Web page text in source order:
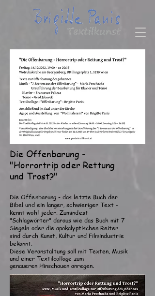
Die Offenbarung -
"Horrortrip oder Rettung
und Trost?"
Die Offenbarung - das letzte Buch der
Bibel und ein langer, schwieriger Text -
kennt wohl jeder. Zumindest
"Schlagwörter" daraus wie das Buch mit 7
Siegeln oder die apokalyptischen Reiter
sind durch Kunst, Kultur und Filmindustrie
bekannt.
Diese Veranstaltung soll mit Texten, Musik
und einerTextilcollage zum
genaueren Hinschauenanregen.